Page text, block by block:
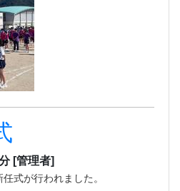
[管理者]
式が行われました。